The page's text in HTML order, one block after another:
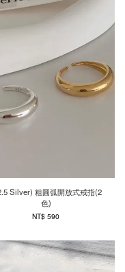
Silver) 粗圓弧開放式戒指(2
色)
NT$ 590